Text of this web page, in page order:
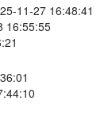
11-27 16:48:41
16:55:55